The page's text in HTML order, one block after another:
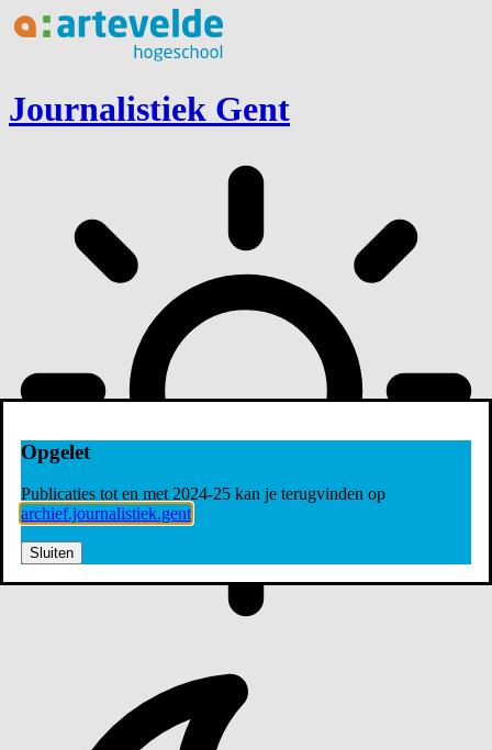
Ga naar inhoud
Journalistiek Gent
Opgelet
Publicaties tot en met 2024-25 kan je terugvinden op
archief.journalistiek.gent
Sluiten